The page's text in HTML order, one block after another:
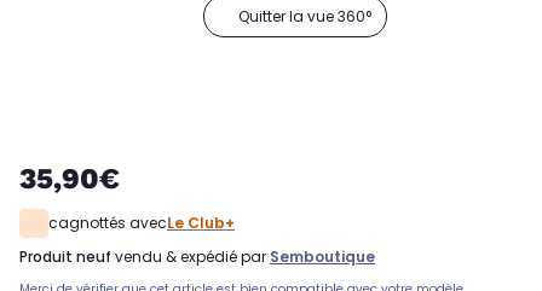
Quitter la vue 360°
35,90€
cagnottés avecLe Club+
produit neuf vendu & expédié par Semboutique